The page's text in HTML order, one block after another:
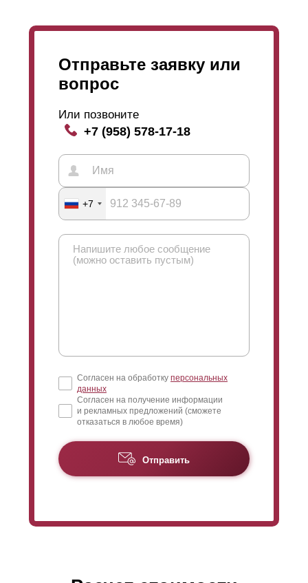
Отправьте заявку или
вопрос
Или позвоните
+7 (958) 578-17-18
+7
Согласен на обработку персональных
данных
Согласен на получение информации
и рекламных предложений (сможете
отказаться в любое время)
Отправить